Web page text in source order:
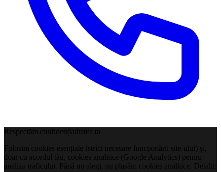
Respectăm confidențialitatea ta
Folosim cookies esențiale (strict necesare funcționării site-ului) și,
doar cu acordul tău, cookies analitice (Google Analytics) pentru
analiza traficului. Până nu alegi, nu plasăm cookies analitice. Detalii: